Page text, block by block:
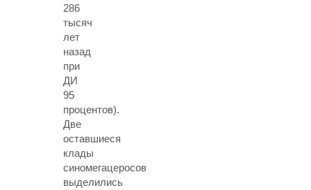
286
тысяч
лет
назад
при
ДИ
95
процентов).
Две
оставшиеся
клады
синомегацеросов
выделились